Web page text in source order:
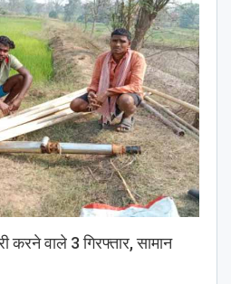
करने वाले 3 गिरफ्तार, सामान